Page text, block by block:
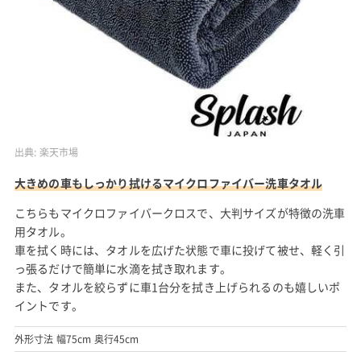
出典: 楽天市場
大きめの車もしっかり拭けるマイクロファイバー洗車タオル
こちらもマイクロファイバークロスで、大判サイズが特徴の洗車
用タオル。
車を拭く時には、タオルを広げた状態で車に投げて被せ、軽く引
っ張るだけで簡単に水滴を拭き取れます。
また、タオルを絞らずに車1台分を拭き上げられるのも嬉しいポ
イントです。
外形寸法 幅75cm 奥行45cm